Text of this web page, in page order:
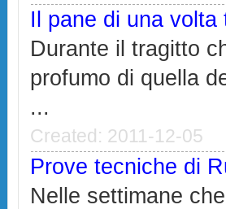
Il pane di una volta
Durante il tragitto
profumo di quella
...
Created: 2011-12-05
Prove tecniche di
Nelle settimane